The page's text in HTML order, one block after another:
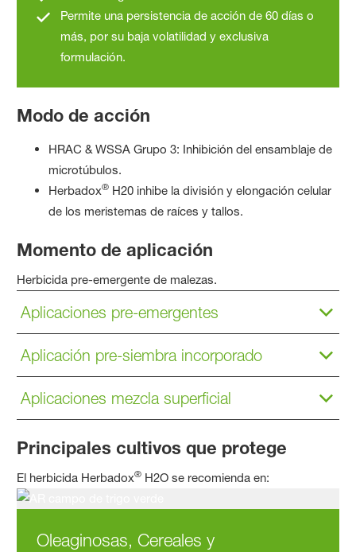
Permite una persistencia de acción de 60 días o
más, por su baja volatilidad y exclusiva
formulación.
Modo de acción
HRAC & WSSA Grupo 3: Inhibición del ensamblaje de
microtúbulos.
Herbadox® H20 inhibe la división y elongación celular
de los meristemas de raíces y tallos.
Momento de aplicación
Herbicida pre-emergente de malezas.
Aplicaciones pre-emergentes
Aplicación pre-siembra incorporado
Aplicaciones mezcla superficial
Principales cultivos que protege
El herbicida Herbadox® H2O se recomienda en:
Oleaginosas, Cereales y